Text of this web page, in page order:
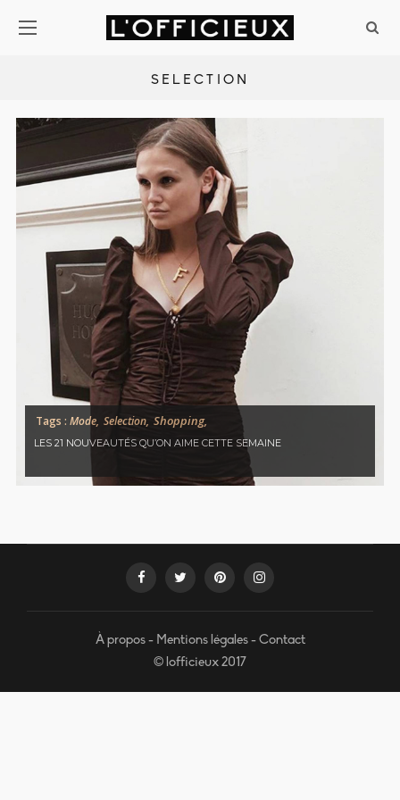
SELECTION
Tags : Mode, Selection, Shopping,
LES 21 NOUVEAUTÉS QU’ON AIME CETTE SEMAINE
À propos- Mentions légales- Contact
© lofficieux 2017